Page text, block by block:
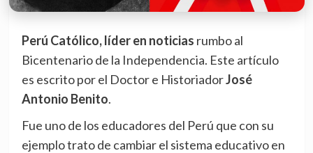
Perú Católico, líder en noticias rumbo al
Bicentenario de la Independencia. Este artículo
es escrito por el Doctor e HistoriadorJosé
Antonio Benito.
Fue uno de los educadores del Perú que con su
ejemplo trato de cambiar el sistema educativo en